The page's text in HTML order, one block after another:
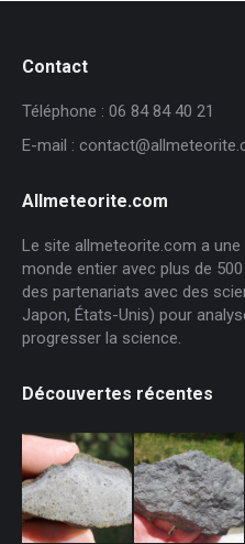
Contact
Téléphone : 06 84 84 40 21
E-mail :
Allmeteorite.com
Le site allmeteorite.com a
monde entier avec plus de
des partenariats avec des
Japon, États-Unis) pour
progresser la science.
Découvertes récentes